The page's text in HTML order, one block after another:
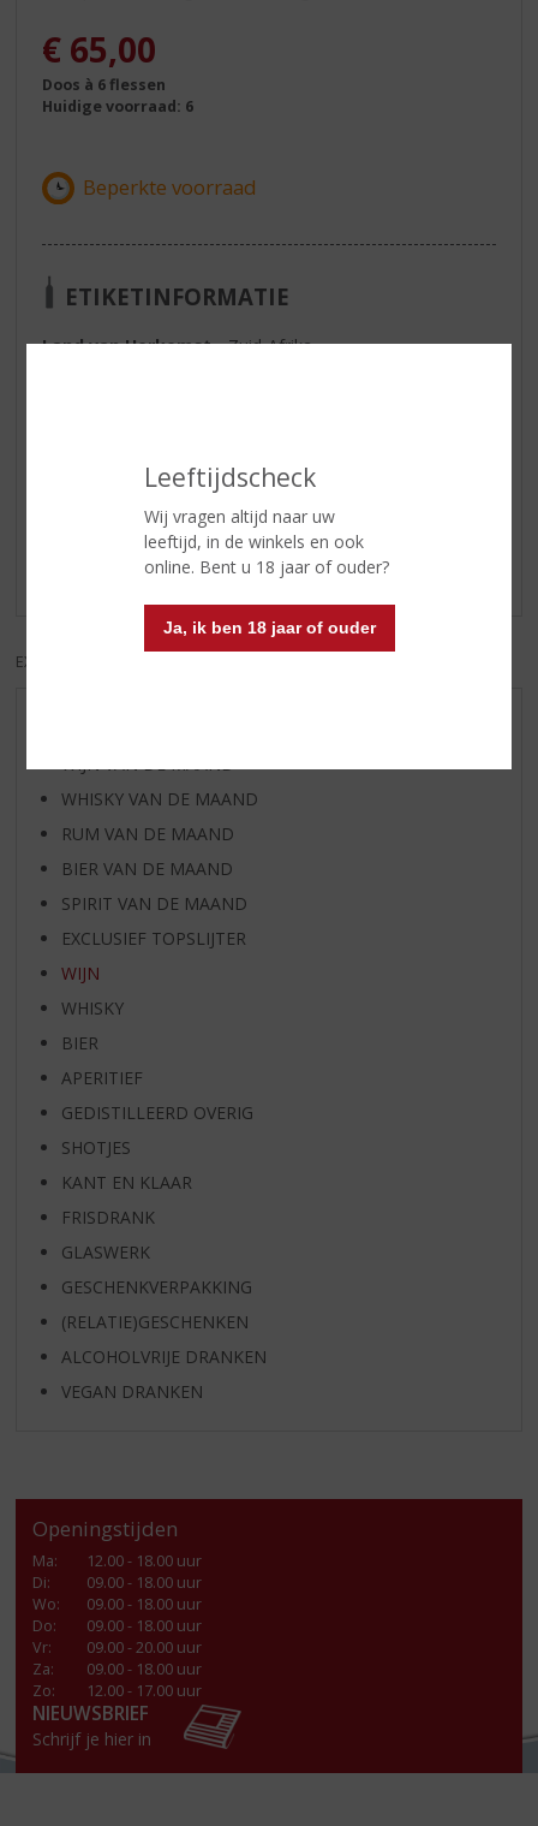
Leeftijdscheck
Wij vragen altijd naar uw
leeftijd, in de winkels en ook
online. Bent u 18 jaar of ouder?
Ja, ik ben 18 jaar of ouder
€ 65,00
Doos à 6 flessen
Huidige voorraad: 6
ETIKETINFORMATIE
Land van Herkomst
Zuid-Afrika
Reviews
Schrijf een review
Er zijn nog geen reviews geplaatst voor dit product
EXCL. BTW
WHISKY VAN DE MAAND
RUM VAN DE MAAND
BIER VAN DE MAAND
SPIRIT VAN DE MAAND
EXCLUSIEF TOPSLIJTER
WIJN
WHISKY
BIER
APERITIEF
GEDISTILLEERD OVERIG
SHOTJES
KANT EN KLAAR
FRISDRANK
GLASWERK
GESCHENKVERPAKKING
(RELATIE)GESCHENKEN
ALCOHOLVRIJE DRANKEN
VEGAN DRANKEN
Openingstijden
Ma:
12.00 - 18.00 uur
Di:
09.00 - 18.00 uur
Wo:
09.00 - 18.00 uur
Do:
09.00 - 18.00 uur
Vr:
09.00 - 20.00 uur
Za:
09.00 - 18.00 uur
Zo:
12.00 - 17.00 uur
NIEUWSBRIEF
Schrijf je hier in